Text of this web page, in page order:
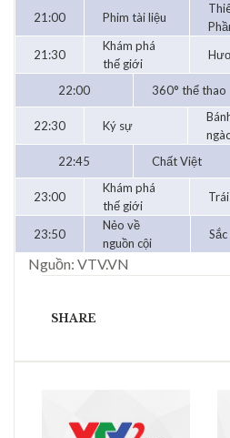
21:00 Phim tài liệu
21:30
Khám phá
thế giới
22:00 360° thể thao
22:30 Ký sự
22:45
Chất Việt
23:00
Khám phá
thế giới
23:50
Nẻo về
nguồn cội
Nguồn: VTV.VN
SHARE